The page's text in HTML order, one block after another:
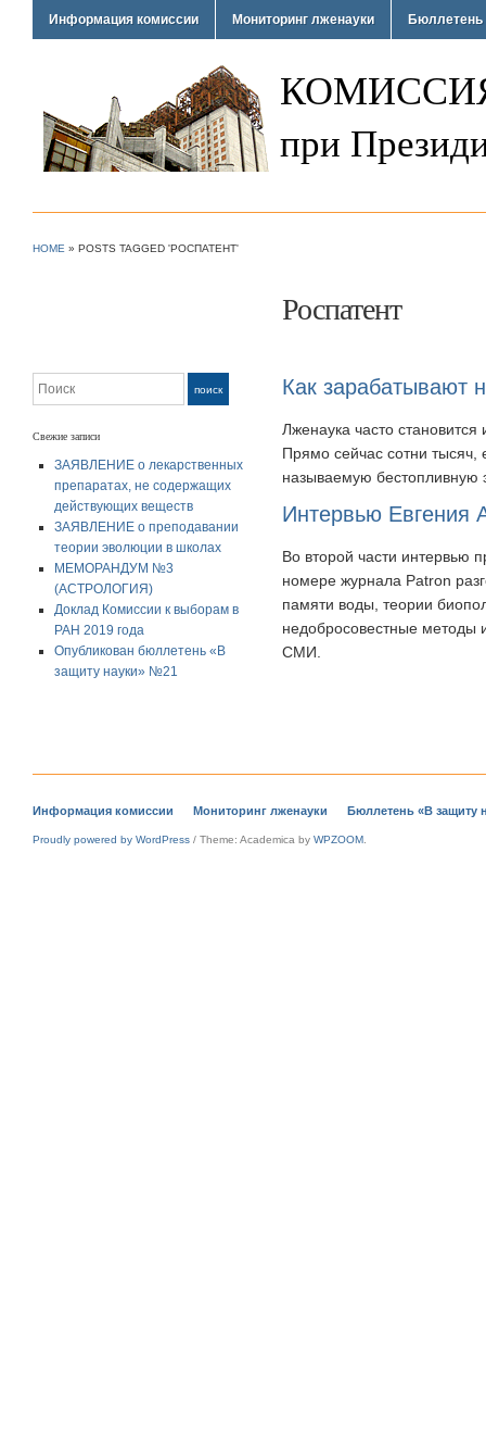
Информация комиссии Мониторинг лженауки Бюллетень
при
HOME » POSTS TAGGED 'РОСПАТЕНТ'
Роспатент
Поиск поиск
Свежие записи
ЗАЯВЛЕНИЕ о лекарственных
препаратах, не содержащих
действующих веществ
ЗАЯВЛЕНИЕ о преподавании
теории эволюции в школах
МЕМОРАНДУМ №3
(АСТРОЛОГИЯ)
Доклад Комиссии к выборам в
РАН 2019 года
Опубликован бюллетень «В
защиту науки» №21
Как зарабатывают
Лженаука часто
Прямо сейчас сотни тысяч,
называемую бестопливную
Интервью Евгения
Во второй части интервью
номере журнала Patron
памяти воды, теории
недобросовестные методы
СМИ.
Информация комиссии Мониторинг лженауки Бюллетень «В защиту
Proudly powered by WordPress / Theme: Academica by WPZOOM